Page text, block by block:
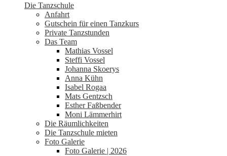
Die Tanzschule
Anfahrt
Gutschein für einen Tanzkurs
Private Tanzstunden
Das Team
Mathias Vossel
Steffi Vossel
Johanna Skoerys
Anna Kühn
Isabel Rogaa
Mats Gentzsch
Esther Faßbender
Moni Lämmerhirt
Die Räumlichkeiten
Die Tanzschule mieten
Foto Galerie
Foto Galerie | 2026